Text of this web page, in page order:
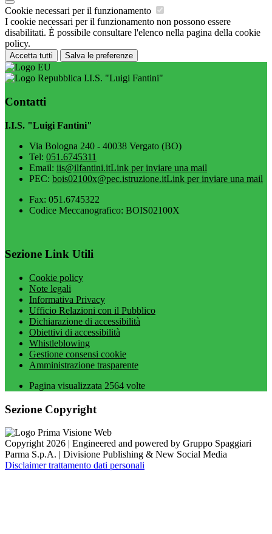
Cookie necessari per il funzionamento
I cookie necessari per il funzionamento non possono essere
disabilitati. È possibile consultare l'elenco nella pagina della cookie
policy.
Accetta tutti Salva le preferenze
I.I.S. "Luigi Fantini"
Contatti
I.I.S. "Luigi Fantini"
Via Bologna 240 - 40038 Vergato (BO)
Tel: 051.6745311
Email: iis@ilfantini.itLink per inviare una mail
PEC: bois02100x@pec.istruzione.itLink per inviare una mail
Fax: 051.6745322
Codice Meccanografico: BOIS02100X
Sezione Link Utili
Cookie policy
Note legali
Informativa Privacy
Ufficio Relazioni con il Pubblico
Dichiarazione di accessibilità
Obiettivi di accessibilità
Whistleblowing
Gestione consensi cookie
Amministrazione trasparente
Pagina visualizzata 2564 volte
Sezione Copyright
Copyright 2026 | Engineered and powered by Gruppo Spaggiari
Parma S.p.A. | Divisione Publishing & New Social Media
Disclaimer trattamento dati personali